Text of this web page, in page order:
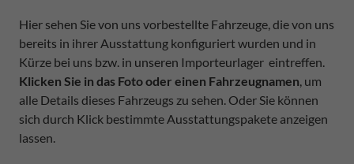
Hier sehen Sie von uns vorbestellte Fahrzeuge, die von uns
bereits in ihrer Ausstattung konfiguriert wurden und in
Kürze bei uns bzw. in unseren Importeurlager eintreffen.
Klicken Sie in das Foto oder einen Fahrzeugnamen, um
alle Details dieses Fahrzeugs zu sehen. Oder Sie können
sich durch Klick bestimmte Ausstattungspakete anzeigen
lassen.